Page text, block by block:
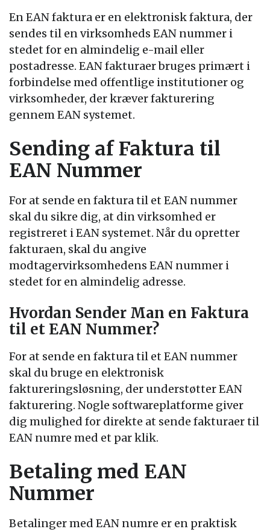
En EAN faktura er en elektronisk faktura, der
sendes til en virksomheds EAN nummer i
stedet for en almindelig e-mail eller
postadresse. EAN fakturaer bruges primært i
forbindelse med offentlige institutioner og
virksomheder, der kræver fakturering
gennem EAN systemet.
Sending af Faktura til
EAN Nummer
For at sende en faktura til et EAN nummer
skal du sikre dig, at din virksomhed er
registreret i EAN systemet. Når du opretter
fakturaen, skal du angive
modtagervirksomhedens EAN nummer i
stedet for en almindelig adresse.
Hvordan Sender Man en Faktura
til et EAN Nummer?
For at sende en faktura til et EAN nummer
skal du bruge en elektronisk
faktureringsløsning, der understøtter EAN
fakturering. Nogle softwareplatforme giver
dig mulighed for direkte at sende fakturaer til
EAN numre med et par klik.
Betaling med EAN
Nummer
Betalinger med EAN numre er en praktisk